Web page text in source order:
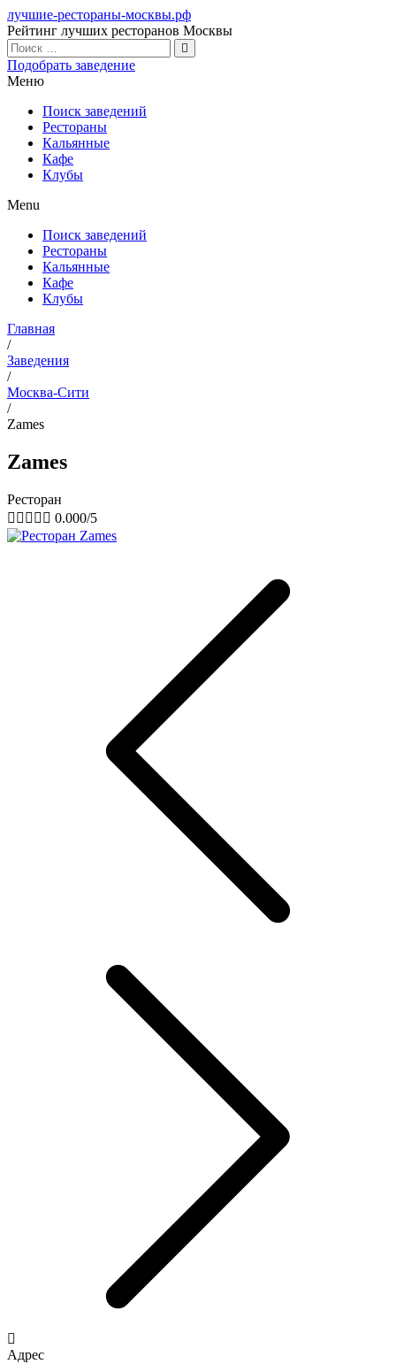
лучшие-рестораны-москвы.рф
Рейтинг лучших ресторанов Москвы
Подобрать заведение
Меню
Поиск заведений
Рестораны
Кальянные
Кафе
Клубы
Menu
Поиск заведений
Рестораны
Кальянные
Кафе
Клубы
Главная
/
Заведения
/
Москва-Сити
/
Zames
Zames
Ресторан
     0.000/5
Адрес